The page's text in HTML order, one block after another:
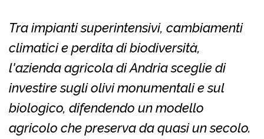
Tra impianti superintensivi, cambiamenti
climatici e perdita di biodiversità,
l'azienda agricola di Andria sceglie di
investire sugli olivi monumentali e sul
biologico, difendendo un modello
agricolo che preserva da quasi un secolo.